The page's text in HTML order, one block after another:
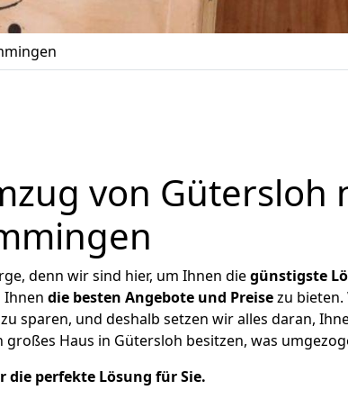
von Gütersloh
denn wir sind hier, um Ihnen diegünstigste
Ihnen die besten Angebote und Preisezu bieten.
sparen, und deshalb setzen wir alles daran,
Haus in Gütersloh besitzen, was
die perfekte Lösung für Sie.